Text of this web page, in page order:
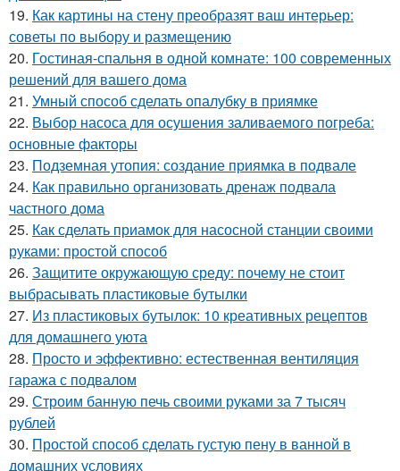
19. Как картины на стену преобразят ваш интерьер:
советы по выбору и размещению
20. Гостиная-спальня в одной комнате: 100 современных
решений для вашего дома
21. Умный способ сделать опалубку в приямке
22. Выбор насоса для осушения заливаемого погреба:
основные факторы
23. Подземная утопия: создание приямка в подвале
24. Как правильно организовать дренаж подвала
частного дома
25. Как сделать приамок для насосной станции своими
руками: простой способ
26. Защитите окружающую среду: почему не стоит
выбрасывать пластиковые бутылки
27. Из пластиковых бутылок: 10 креативных рецептов
для домашнего уюта
28. Просто и эффективно: естественная вентиляция
гаража с подвалом
29. Строим банную печь своими руками за 7 тысяч
рублей
30. Простой способ сделать густую пену в ванной в
домашних условиях